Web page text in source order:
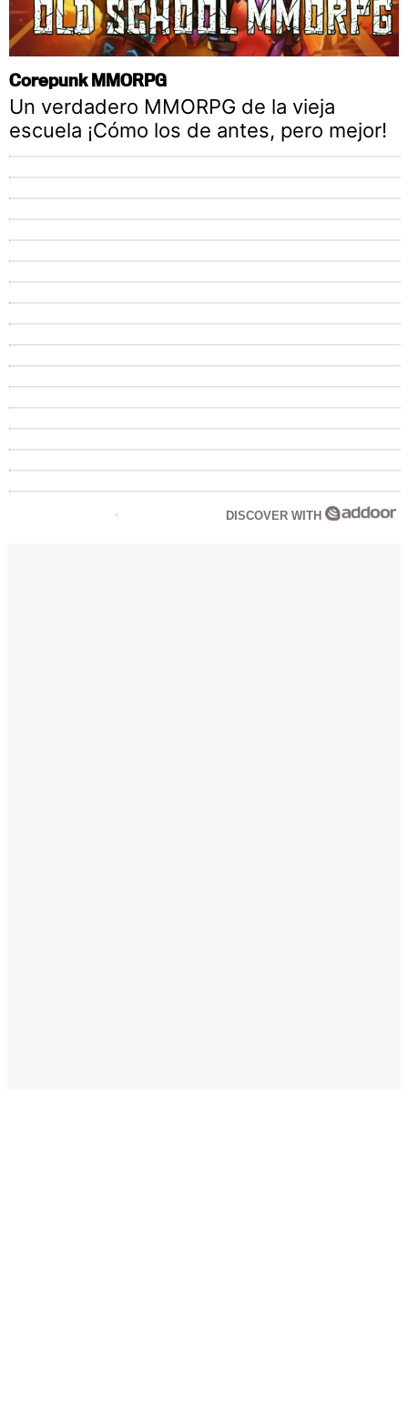
Corepunk MMORPG
Un verdadero MMORPG de la vieja
escuela ¡Cómo los de antes, pero mejor!
DISCOVER WITH